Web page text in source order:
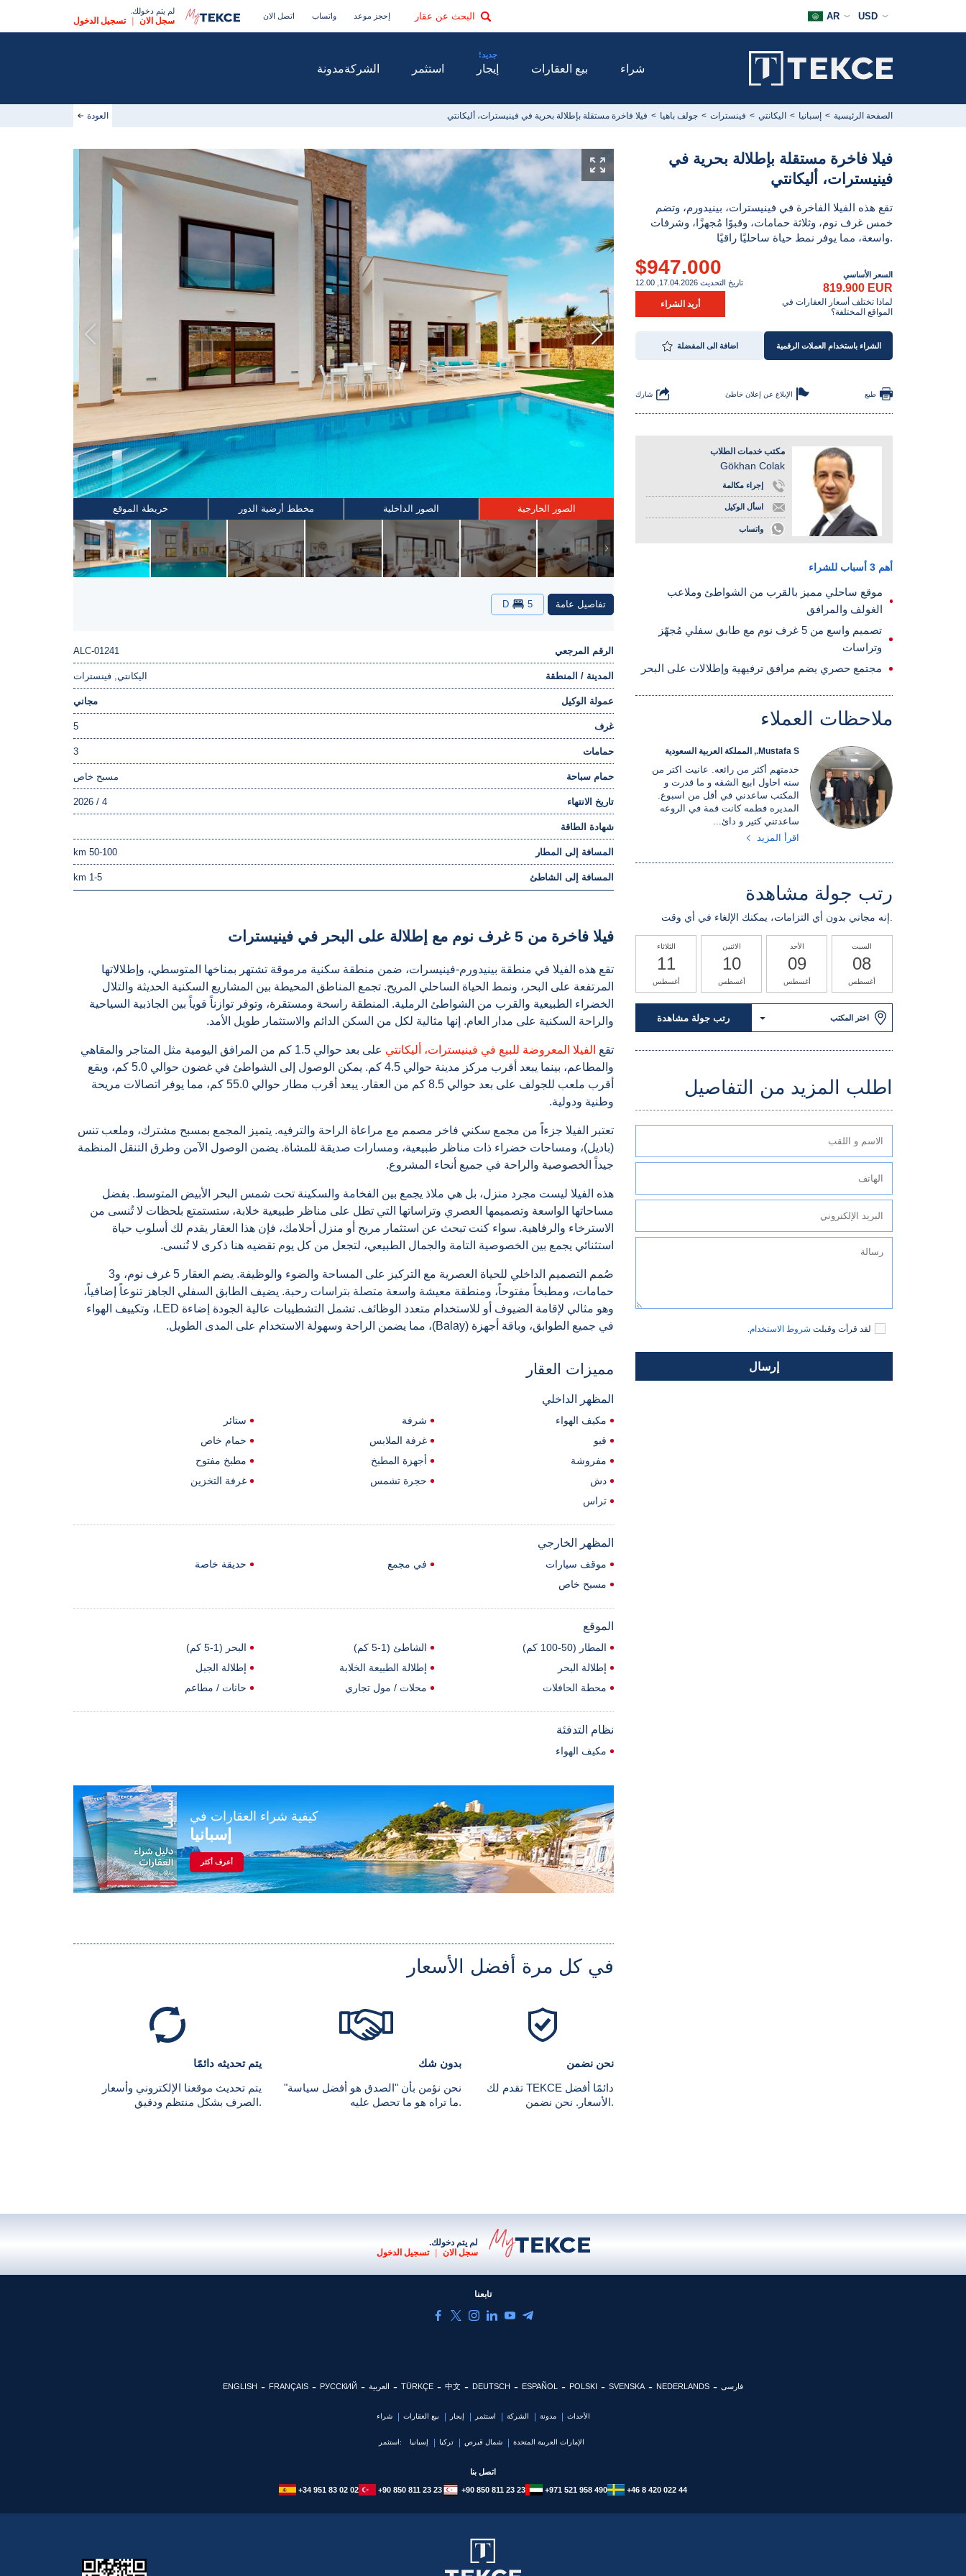
الصفحة الرئيسية إسبانيا اليكانتي فينسترات جولف باهيا فيلا فاخرة مستقلة بإطلالة بحرية في فينيسترات، أليكانتي العودة
الصور الخارجية الصور الداخلية مخطط أرضية الدور خريطة الموقع
شارك الإبلاغ عن إعلان خاطئ طبع
فيلا فاخرة مستقلة بإطلالة بحرية في
فينيسترات، أليكانتي
تقع هذه الفيلا الفاخرة في فينيسترات، بينيدورم، وتضم
خمس غرف نوم، وثلاثة حمامات، وقبوًا مُجهزًا، وشرفات
واسعة، مما يوفر نمط حياة ساحليًا راقيًا.
السعر الأساسي
819.900 EUR
لماذا تختلف أسعار العقارات في
المواقع المختلفة؟
$947.000
تاريخ التحديث 17.04.2026, 12.00
أريد الشراء
اضافة الى المفضلة الشراء باستخدام العملات الرقمية
تفاصيل عامة 5
D
الرقم المرجعي ALC-01241
المدينة / المنطقة اليكانتي, فينسترات
عمولة الوكيل مجاني
غرف 5
حمامات 3
حمام سباحة مسبح خاص
تاريخ الانتهاء 4 / 2026
شهادة الطاقة
المسافة إلى المطار 50-100 km
المسافة إلى الشاطئ 1-5 km
أهم 3 أسباب للشراء
موقع ساحلي مميز بالقرب من الشواطئ وملاعب
الغولف والمرافق
تصميم واسع من 5 غرف نوم مع طابق سفلي مُجهّز
وتراسات
مجتمع حصري يضم مرافق ترفيهية وإطلالات على البحر
ملاحظات العملاء
Mustafa S., المملكة العربية السعودية
خدمتهم أكثر من رائعه. عانيت اكتر من
سنه احاول ابيع الشقه و ما قدرت و
المكتب ساعدني في أقل من اسبوع.
المديره فطمه كانت قمة في الروعه
ساعدتني كتير و دائ...
اقرأ المزيد
مكتب خدمات الطلاب
Gökhan Colak
إجراء مكالمة
اسأل الوكيل
واتساب
رتب جولة مشاهدة
السبت
08
أغسطس
الأحد
09
أغسطس
الاثنين
10
أغسطس
الثلاثاء
11
أغسطس
اختر المكتب رتب جولة مشاهدة
اطلب المزيد من التفاصيل
لقد قرأت وقبلت شروط الاستخدام
إرسال
فيلا فاخرة من 5 غرف نوم مع إطلالة على البحر في فينيسترات
تقع هذه الفيلا في منطقة بينيدورم-فينيسرات، ضمن منطقة سكنية مرموقة تشتهر بمناخها المتوسطي، وإطلالاتها
المرتفعة على البحر، ونمط الحياة الساحلي المريح. تجمع المناطق المحيطة بين المشاريع السكنية الحديثة والتلال
الخضراء الطبيعية والقرب من الشواطئ الرملية. المنطقة راسخة ومستقرة، وتوفر توازناً قوياً بين الجاذبية السياحية
والراحة السكنية على مدار العام. إنها مثالية لكل من السكن الدائم والاستثمار طويل الأمد.
تقع الفيلا المعروضة للبيع في فينيسترات، أليكانتي
على بعد حوالي 1.5 كم من المرافق اليومية مثل المتاجر والمقاهي
والمطاعم، بينما يبعد أقرب مركز مدينة حوالي 4.5 كم. يمكن الوصول إلى الشواطئ في غضون حوالي 5.0 كم، ويقع
أقرب ملعب للجولف على بعد حوالي 8.5 كم من العقار. يبعد أقرب مطار حوالي 55.0 كم، مما يوفر اتصالات مريحة
وطنية ودولية.
تعتبر الفيلا جزءاً من مجمع سكني فاخر مصمم مع مراعاة الراحة والترفيه. يتميز المجمع بمسبح مشترك، وملعب تنس
(باديل)، ومساحات خضراء ذات مناظر طبيعية، ومسارات صديقة للمشاة. يضمن الوصول الآمن وطرق التنقل المنظمة
جيداً الخصوصية والراحة في جميع أنحاء المشروع.
هذه الفيلا ليست مجرد منزل، بل هي ملاذ يجمع بين الفخامة والسكينة تحت شمس البحر الأبيض المتوسط. بفضل
مساحاتها الواسعة وتصميمها العصري وتراساتها التي تطل على مناظر طبيعية خلابة، ستستمتع بلحظات لا تُنسى من
الاسترخاء والرفاهية. سواء كنت تبحث عن استثمار مربح أو منزل أحلامك، فإن هذا العقار يقدم لك أسلوب حياة
استثنائي يجمع بين الخصوصية التامة والجمال الطبيعي، لتجعل من كل يوم تقضيه هنا ذكرى لا تُنسى.
صُمم التصميم الداخلي للحياة العصرية مع التركيز على المساحة والضوء والوظيفة. يضم العقار 5 غرف نوم، و3
حمامات، ومطبخاً مفتوحاً، ومنطقة معيشة واسعة متصلة بتراسات رحبة. يضيف الطابق السفلي الجاهز تنوعاً إضافياً،
وهو مثالي لإقامة الضيوف أو للاستخدام متعدد الوظائف. تشمل التشطيبات عالية الجودة إضاءة LED، وتكييف الهواء
في جميع الطوابق، وباقة أجهزة (Balay)، مما يضمن الراحة وسهولة الاستخدام على المدى الطويل.
مميزات العقار
المظهر الداخلي
مكيف الهواء شرفة
ستائر
قبو
غرفة الملابس
حمام خاص
مفروشة
أجهزة المطبخ
مطبخ مفتوح
دش
حجرة تشمس
غرفة التخزين
تراس
المظهر الخارجي
موقف سيارات في مجمع
حديقة خاصة
مسبح خاص
الموقع
المطار (50-100 كم) الشاطئ (1-5 كم)
البحر (1-5 كم)
إطلالة البحر
إطلالة الطبيعة الخلابة
إطلالة الجبل
محطة الحافلات
محلات / مول تجاري حانات / مطاعم
نظام التدفئة
مكيف الهواء
كيفية شراء العقارات في
إسبانيا
أعرف أكثر
في كل مرة أفضل الأسعار
يتم تحديثه دائمًا
يتم تحديث موقعنا الإلكتروني وأسعار
الصرف بشكل منتظم ودقيق.
بدون شك
نحن نؤمن بأن "الصدق هو أفضل سياسة"
ما تراه هو ما تحصل عليه.
نحن نضمن
تقدم لك TEKCE دائمًا أفضل
الأسعار. نحن نضمن.
USD
AR
شراء بيع العقارات إيجار استثمر الشركةمدونة
البحث عن عقار اتصل الان واتساب إحجز موعد
لم يتم دخولك.
سجل الان تسجيل الدخول
لم يتم دخولك.
سجل الان
| تسجيل الدخول
تابعنا
ENGLISH FRANÇAIS РУССКИЙ العربية TÜRKÇE 中文 DEUTSCH ESPAÑOL POLSKI SVENSKA NEDERLANDS فارسی
شراء بيع العقارات إيجار استثمر الشركة مدونة الأحداث
استثمر: إسبانيا تركيا شمال قبرص الإمارات العربية المتحدة
اتصل بنا
+34 951 83 02 02 +90 850 811 23 23 +90 850 811 23 23 +971 521 958 490 +46 8 420 022 44